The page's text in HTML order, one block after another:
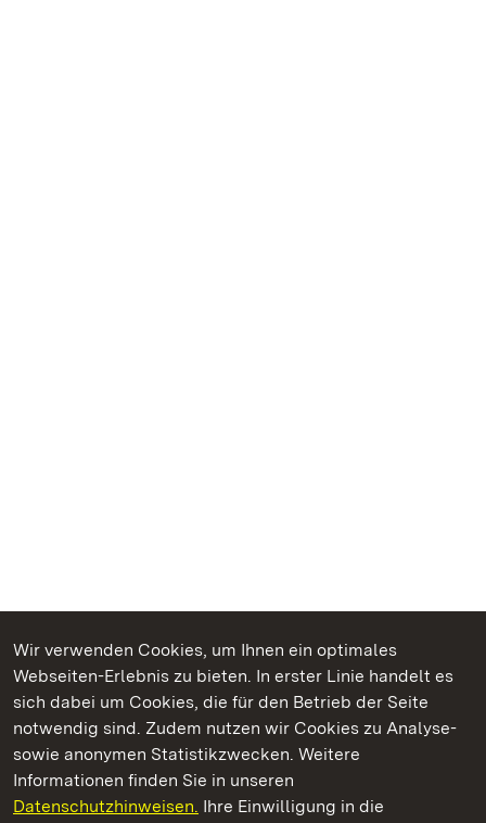
Wir verwenden Cookies, um Ihnen ein optimales
Webseiten-Erlebnis zu bieten. In erster Linie handelt es
sich dabei um Cookies, die für den Betrieb der Seite
notwendig sind. Zudem nutzen wir Cookies zu Analyse-
sowie anonymen Statistikzwecken. Weitere
Informationen finden Sie in unseren
Datenschutzhinweisen. Ihre Einwilligung in die
Kommen. Staunen. Genießen.
Kloster Maulbronn